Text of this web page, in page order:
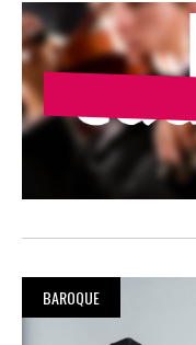
BAROQUE